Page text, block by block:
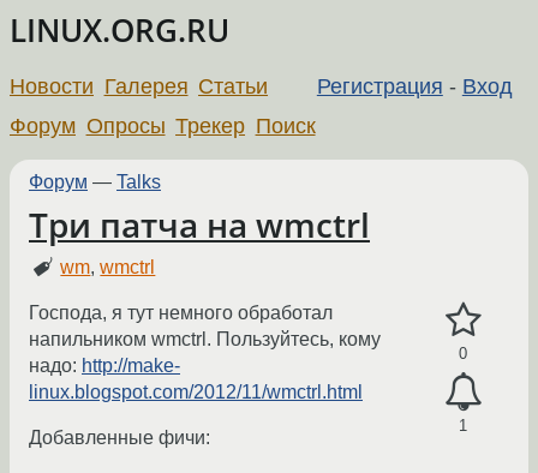
LINUX.ORG.RU
Регистрация - Вход
Новости Галерея Статьи
Форум Опросы Трекер Поиск
Форум — Talks
Три патча на wmctrl
wm,wmctrl
0
1
Господа, я тут немного обработал
напильником wmctrl. Пользуйтесь, кому
надо: http://make-
linux.blogspot.com/2012/11/wmctrl.html
Добавленные фичи: